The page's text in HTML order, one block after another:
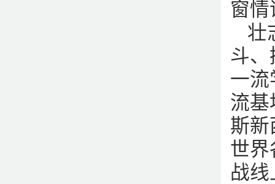
窗
壮
斗
一流
流基
斯新
世界
战